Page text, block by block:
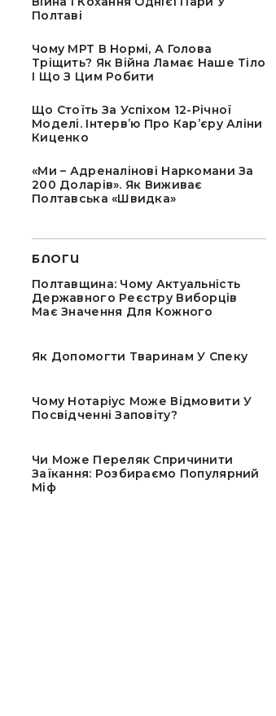
Полтаві
Чому МРТ В Нормі, А Голова
Тріщить? Як Війна Ламає Наше Тіло
І Що З Цим Робити
Що Стоїть За Успіхом 12-Річної
Моделі. Інтервʼю Про Карʼєру Аліни
Киценко
«Ми – Адреналінові Наркомани За
200 Доларів». Як Виживає
Полтавська «швидка»
БЛОГИ
Полтавщина: Чому Актуальність
Державного Реєстру Виборців
Має Значення Для Кожного
Як Допомогти Тваринам У Спеку
Чому Нотаріус Може Відмовити У
Посвідченні Заповіту?
Чи Може Переляк Спричинити
Заїкання: Розбираємо Популярний
Міф